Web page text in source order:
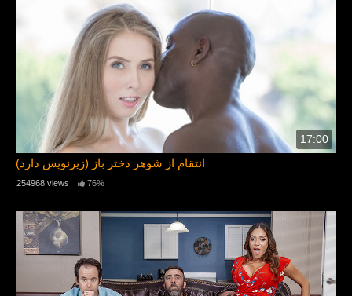
17:00
(زیرنویس دارد) انتقام از شوهر دختر باز
254968 views 76%